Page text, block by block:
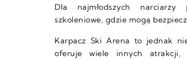
Dla najmłodszych narciarzy
szkoleniowe, gdzie mogą
Karpacz Ski Arena to jednak
oferuje wiele innych